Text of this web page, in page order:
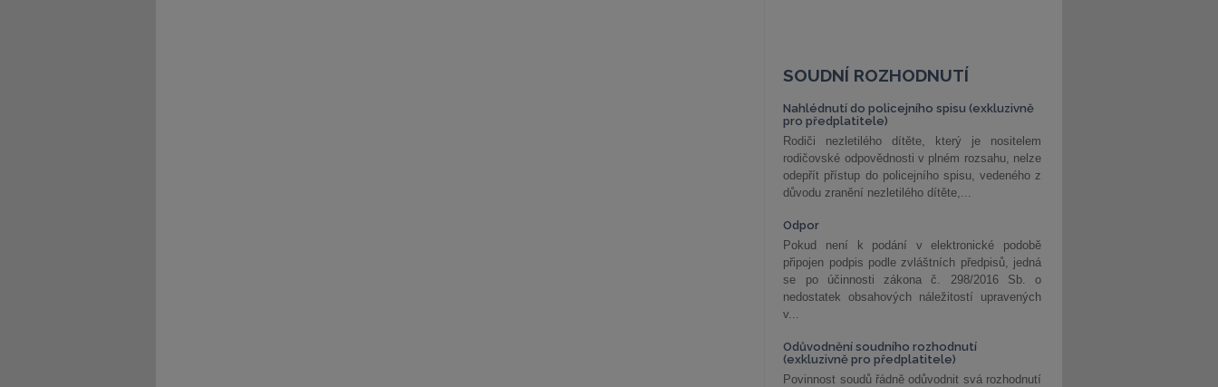
SOUDNÍ ROZHODNUTÍ
Nahlédnutí do policejního spisu (exkluzivně
pro předplatitele)
Rodiči nezletilého dítěte, který je nositelem
rodičovské odpovědnosti v plném rozsahu, nelze
odepřít přístup do policejního spisu, vedeného z
důvodu zranění nezletilého dítěte,...
Odpor
Pokud není k podání v elektronické podobě
připojen podpis podle zvláštních předpisů, jedná
se po účinnosti zákona č. 298/2016 Sb. o
nedostatek obsahových náležitostí upravených
v...
Odůvodnění soudního rozhodnutí
(exkluzivně pro předplatitele)
Povinnost soudů řádně odůvodnit svá rozhodnutí